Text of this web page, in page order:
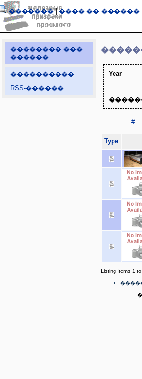
�������|���� �� ������
�������� ���
������
����������
RSS-������
Year
#
Type
Listing Items 1